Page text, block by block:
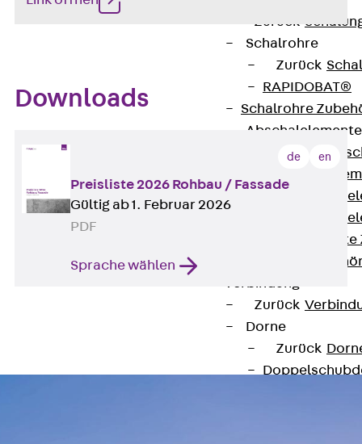
Zurück
Schalrohre
Zurück
RAPIDOBAT®
Schalrohre
Zurück
Verbindung
Zurück
Dorne
Zurück
Downloads
de en
Preisliste 2026 Rohbau / Fassade
Gültig ab 1. Februar 2026
PDF
Sprache wählen